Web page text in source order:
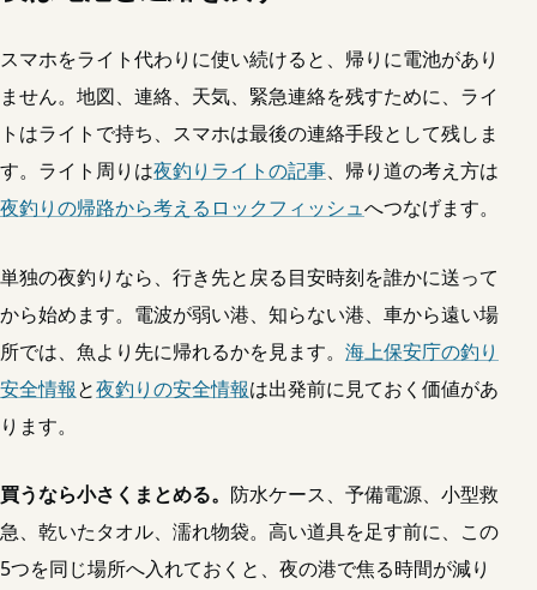
スマホをライト代わりに使い続けると、帰りに電池があり
ません。地図、連絡、天気、緊急連絡を残すために、ライ
トはライトで持ち、スマホは最後の連絡手段として残しま
す。ライト周りは夜釣りライトの記事、帰り道の考え方は
夜釣りの帰路から考えるロックフィッシュへつなげます。
単独の夜釣りなら、行き先と戻る目安時刻を誰かに送って
から始めます。電波が弱い港、知らない港、車から遠い場
所では、魚より先に帰れるかを見ます。 海上保安庁の釣り
安全情報と夜釣りの安全情報は出発前に見ておく価値があ
ります。
買うなら小さくまとめる。 防水ケース、予備電源、小型救
急、乾いたタオル、濡れ物袋。高い道具を足す前に、この
5つを同じ場所へ入れておくと、夜の港で焦る時間が減り